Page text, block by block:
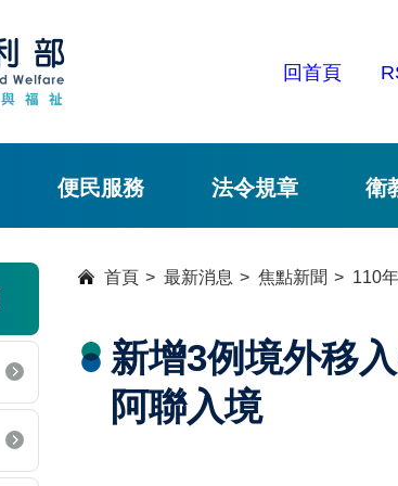
回首頁
便民服務 法令規章 衛
首頁 最新消息 焦點新聞 110
新增3例境外移
阿聯入境